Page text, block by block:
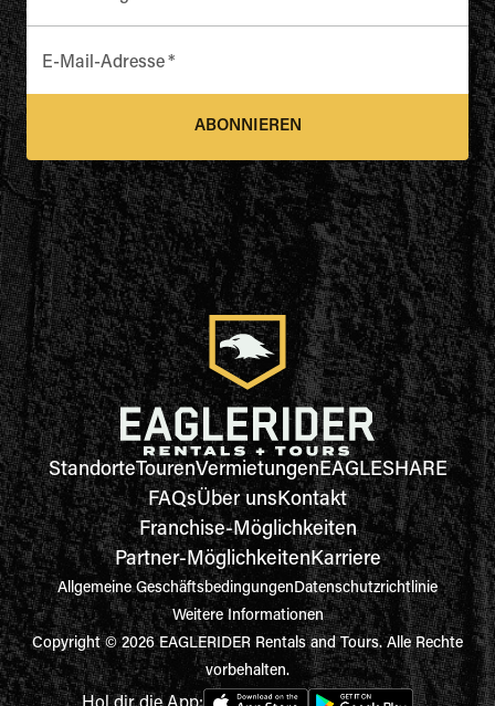
E-Mail-Adresse*
ABONNIEREN
StandorteTourenVermietungenEAGLESHARE
FAQsÜber unsKontakt
Franchise-Möglichkeiten
Partner-MöglichkeitenKarriere
Allgemeine GeschäftsbedingungenDatenschutzrichtlinie
Weitere Informationen
Copyright © 2026 EAGLERIDER Rentals and Tours. Alle Rechte
vorbehalten.